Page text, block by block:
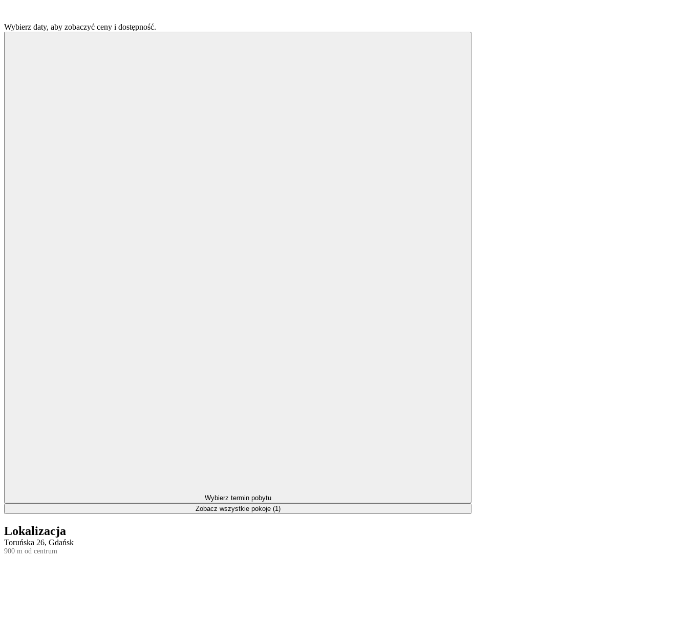
Lokalizacja
Toruńska 26, Gdańsk
900 m od centrum
Wybierz daty, aby zobaczyć ceny i dostępność.
Wybierz termin pobytu
Zobacz wszystkie pokoje (1)